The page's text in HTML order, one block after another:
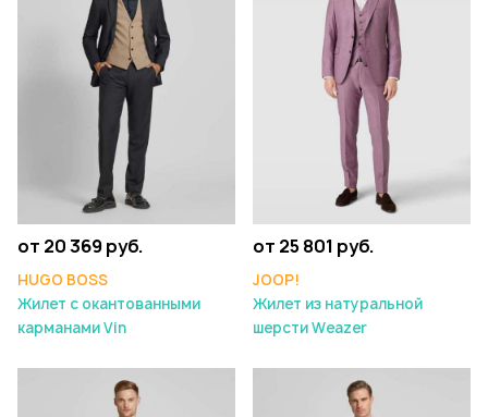
от 20 369 руб.
HUGO BOSS
Жилет с окантованными
карманами Vin
от 25 801 руб.
JOOP!
Жилет из натуральной
шерсти Weazer